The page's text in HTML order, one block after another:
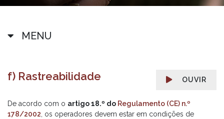
MENU
OUVIR
f) Rastreabilidade
De acordo com o artigo 18.º do Regulamento (CE) n.º
178/2002 , os operadores devem estar em condições de